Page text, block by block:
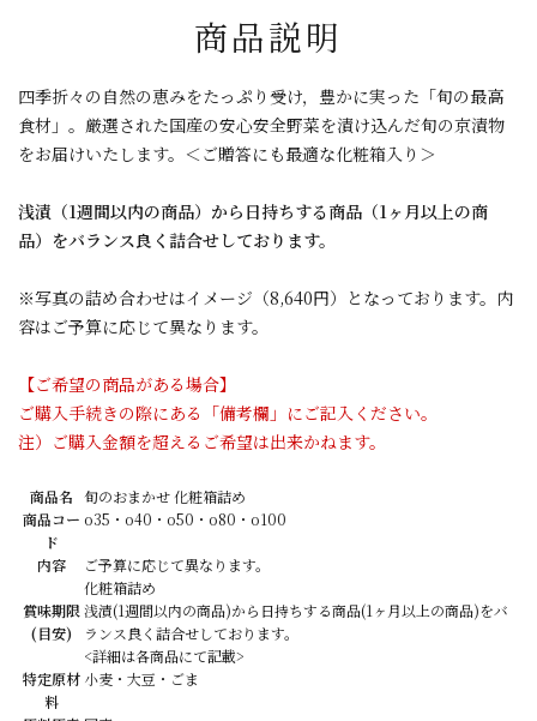
商品説明
四季折々の自然の恵みをたっぷり受け，豊かに実った「旬の最高
食材」。厳選された国産の安心安全野菜を漬け込んだ旬の京漬物
をお届けいたします。＜ご贈答にも最適な化粧箱入り＞
浅漬（1週間以内の商品）から日持ちする商品（1ヶ月以上の商
品）をバランス良く詰合せしております。
※写真の詰め合わせはイメージ（8,640円）となっております。内
容はご予算に応じて異なります。
【ご希望の商品がある場合】
ご購入手続きの際にある「備考欄」にご記入ください。
注）ご購入金額を超えるご希望は出来かねます。
商品名 旬のおまかせ 化粧箱詰め
商品コー
ド
o35・o40・o50・o80・o100
内容
ご予算に応じて異なります。
化粧箱詰め
賞味期限
(目安)
浅漬(1週間以内の商品)から日持ちする商品(1ヶ月以上の商品)をバ
ランス良く詰合せしております。
<詳細は各商品にて記載>
特定原材
料
小麦・大豆・ごま